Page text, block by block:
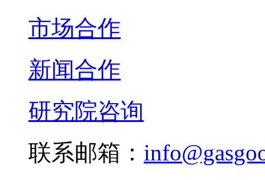
市场合作
新闻合作
研究院咨询
联系邮箱：